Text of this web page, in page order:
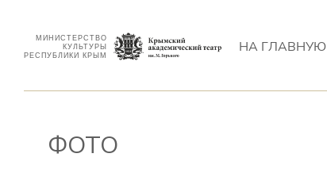
МИНИСТЕРСТВО
КУЛЬТУРЫ
РЕСПУБЛИКИ КРЫМ
НА ГЛАВНУЮ
ФОТО